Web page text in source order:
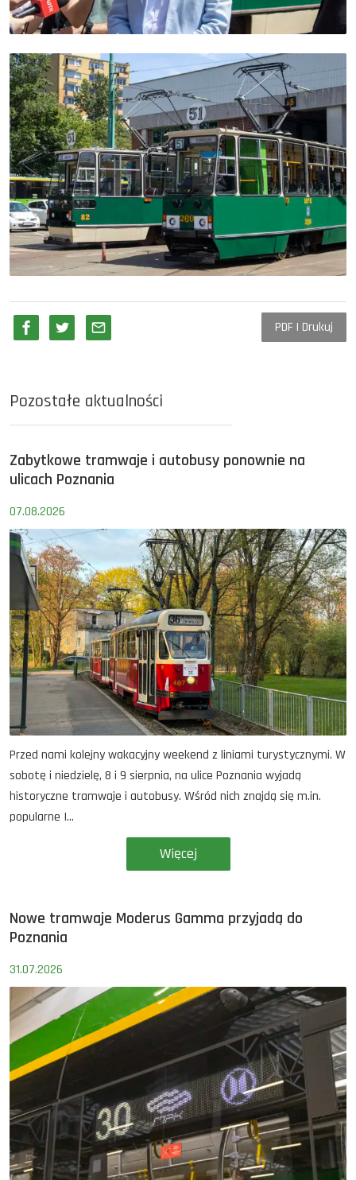
PDF | Drukuj
Pozostałe aktualności
Zabytkowe tramwaje i autobusy ponownie na
ulicach Poznania
07.08.2026
Przed nami kolejny wakacyjny weekend z liniami turystycznymi. W
sobotę i niedzielę, 8 i 9 sierpnia, na ulice Poznania wyjadą
historyczne tramwaje i autobusy. Wśród nich znajdą się m.in.
popularne I...
Więcej
Nowe tramwaje Moderus Gamma przyjadą do
Poznania
31.07.2026